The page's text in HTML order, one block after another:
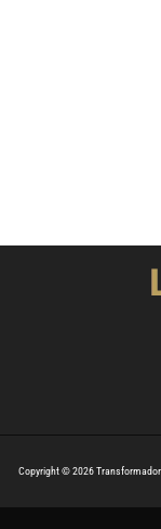
Copyright © 2026